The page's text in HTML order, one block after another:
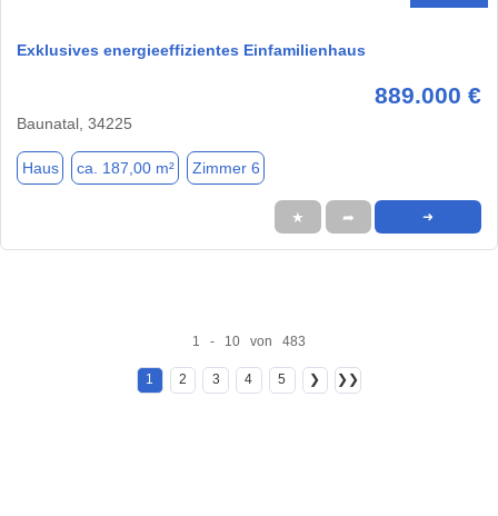
Exklusives energieeffizientes Einfamilienhaus
889.000 €
Baunatal, 34225
Haus ca. 187,00 m² Zimmer 6
★ ➦ ➜
1 - 10 von 483
1 2 3 4 5 ❯ ❯❯